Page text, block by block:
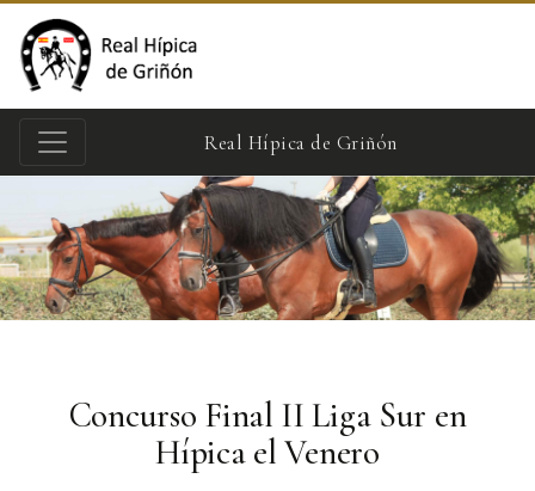
Real Hípica de Griñón
Concurso Final II Liga Sur en
Hípica el Venero